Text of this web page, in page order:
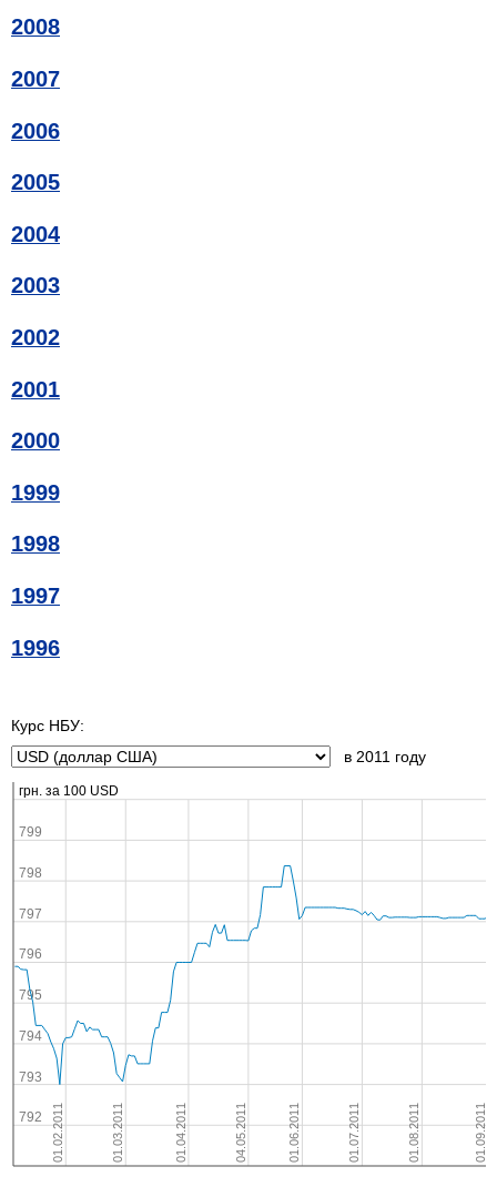
2008
2007
2006
2005
2004
2003
2002
2001
2000
1999
1998
1997
1996
Курс НБУ:
в 2011 году